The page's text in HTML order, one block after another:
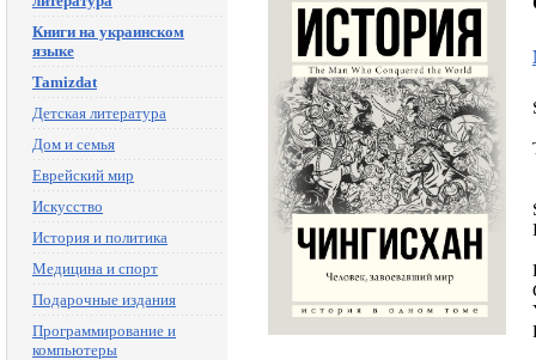
Книги на украинском
языке
Tamizdat
Детская литература
Дом и семья
Еврейский мир
Искусство
История и политика
Медицина и спорт
Подарочные издания
Программирование и
компьютеры